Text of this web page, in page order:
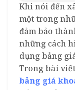
Khi nói đến
một trong
đảm bảo
những cách
dụng bảng
Trong bài
bảng giá